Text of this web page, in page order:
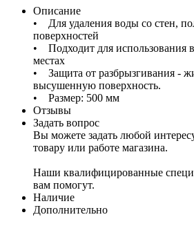
Описание
• Для удаления воды со стен,
поверхностей
• Подходит для использования
местах
• Защита от разбрызгивания -
высушенную поверхность.
• Размер: 500 мм
Отзывы
Задать вопрос
Вы можете задать любой
товару или работе магазина.
Наши квалифицированные
вам помогут.
Наличие
Дополнительно